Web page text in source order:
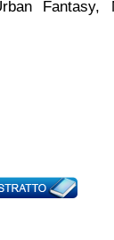
Fantasy,